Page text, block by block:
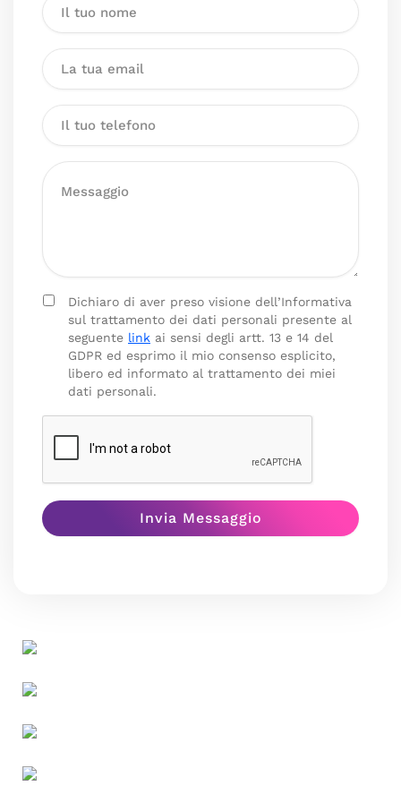
Dichiaro di aver preso visione dell’Informativa
sul trattamento dei dati personali presente al
seguente link ai sensi degli artt. 13 e 14 del
GDPR ed esprimo il mio consenso esplicito,
libero ed informato al trattamento dei miei
dati personali.